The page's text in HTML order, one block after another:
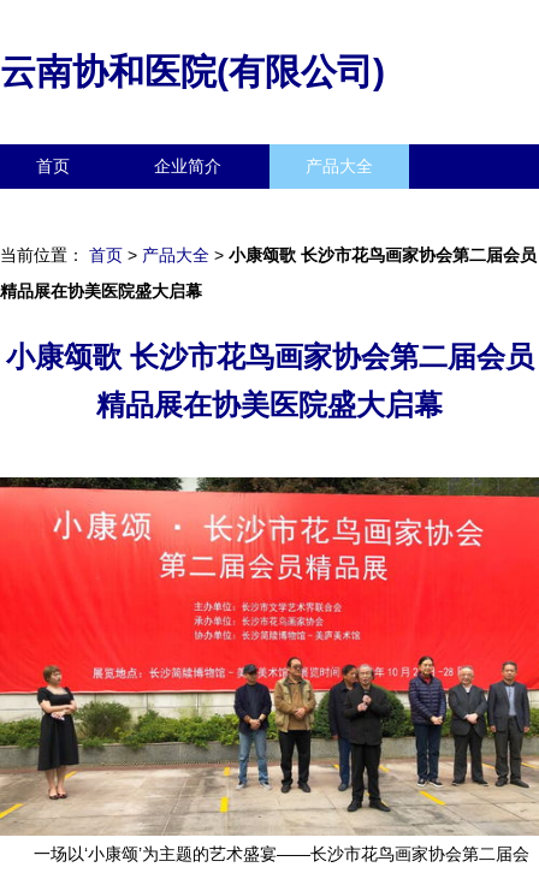
云南协和医院(有限公司)
首页 企业简介 产品大全
当前位置： 首页 > 产品大全 > 小康颂歌 长沙市花鸟画家协会第二届会员
精品展在协美医院盛大启幕
小康颂歌 长沙市花鸟画家协会第二届会员
精品展在协美医院盛大启幕
一场以‘小康颂’为主题的艺术盛宴——长沙市花鸟画家协会第二届会